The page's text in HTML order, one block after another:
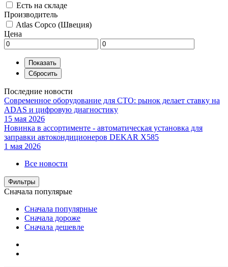
Есть на складе
Производитель
Atlas Copco (Швеция)
Цена
Последние новости
Современное оборудование для СТО: рынок делает ставку на
ADAS и цифровую диагностику
15 мая 2026
Новинка в ассортименте - автоматическая установка для
заправки автокондиционеров DEKAR X585
1 мая 2026
Все новости
Фильтры
Сначала популярые
Сначала популярные
Сначала дороже
Сначала дешевле